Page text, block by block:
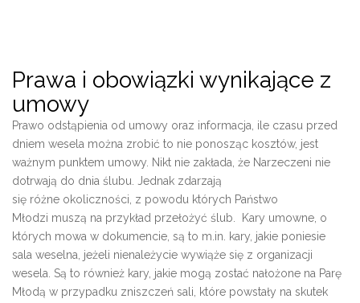
Prawa i obowiązki wynikające z
umowy
Prawo odstąpienia od umowy oraz informacja, ile czasu przed
dniem wesela można zrobić to nie ponosząc kosztów, jest
ważnym punktem umowy. Nikt nie zakłada, że Narzeczeni nie
dotrwają do dnia ślubu. Jednak zdarzają
się różne okoliczności, z powodu których Państwo
Młodzi muszą na przykład przełożyć ślub. Kary umowne, o
których mowa w dokumencie, są to m.in. kary, jakie poniesie
sala weselna, jeżeli nienależycie wywiąże się z organizacji
wesela. Są to również kary, jakie mogą zostać nałożone na Parę
Młodą w przypadku zniszczeń sali, które powstały na skutek